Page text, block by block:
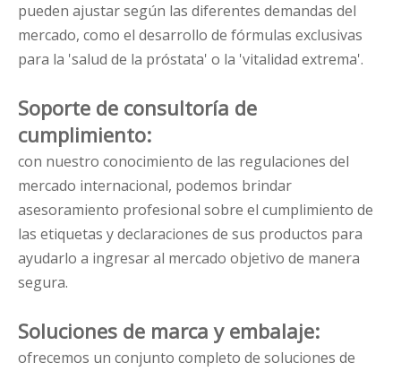
pueden ajustar según las diferentes demandas del
mercado, como el desarrollo de fórmulas exclusivas
para la 'salud de la próstata' o la 'vitalidad extrema'.
Soporte de consultoría de
cumplimiento:
con nuestro conocimiento de las regulaciones del
mercado internacional, podemos brindar
asesoramiento profesional sobre el cumplimiento de
las etiquetas y declaraciones de sus productos para
ayudarlo a ingresar al mercado objetivo de manera
segura.
Soluciones de marca y embalaje:
ofrecemos un conjunto completo de soluciones de